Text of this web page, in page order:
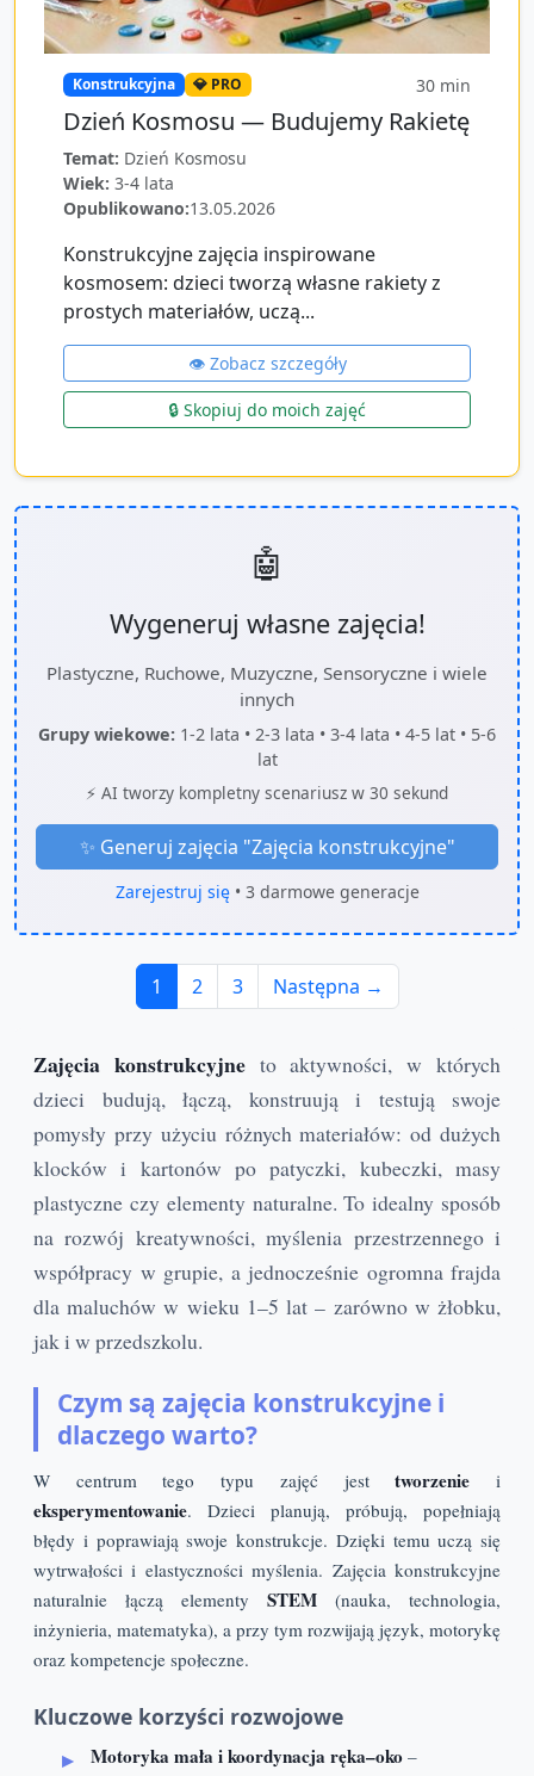
Konstrukcyjna 💎 PRO 30 min
Dzień Kosmosu — Budujemy Rakietę
Temat: Dzień Kosmosu
Wiek: 3-4 lata
Opublikowano:13.05.2026
Konstrukcyjne zajęcia inspirowane
kosmosem: dzieci tworzą własne rakiety z
prostych materiałów, uczą...
👁️ Zobacz szczegóły
🔒 Skopiuj do moich zajęć
🤖
Wygeneruj własne zajęcia!
Plastyczne, Ruchowe, Muzyczne, Sensoryczne i wiele
innych
Grupy wiekowe: 1-2 lata • 2-3 lata • 3-4 lata • 4-5 lat • 5-6
lat
⚡ AI tworzy kompletny scenariusz w 30 sekund
✨ Generuj zajęcia "Zajęcia konstrukcyjne"
Zarejestruj się• 3 darmowe generacje
1 2 3 Następna →
Zajęcia konstrukcyjneto aktywności, w których
dzieci budują, łączą, konstruują i testują swoje
pomysły przy użyciu różnych materiałów: od dużych
klocków i kartonów po patyczki, kubeczki, masy
plastyczne czy elementy naturalne. To idealny sposób
na rozwój kreatywności, myślenia przestrzennego i
współpracy w grupie, a jednocześnie ogromna frajda
dla maluchów w wieku 1–5 lat – zarówno w żłobku,
jak i w przedszkolu.
Czym są zajęcia konstrukcyjne i
dlaczego warto?
W centrum tego typu zajęć jesttworzenie i
eksperymentowanie. Dzieci planują, próbują, popełniają
błędy i poprawiają swoje konstrukcje. Dzięki temu uczą się
wytrwałości i elastyczności myślenia. Zajęcia konstrukcyjne
naturalnie łączą elementy STEM (nauka, technologia,
inżynieria, matematyka), a przy tym rozwijają język, motorykę
oraz kompetencje społeczne.
Kluczowe korzyści rozwojowe
Motoryka mała i koordynacja ręka–oko –